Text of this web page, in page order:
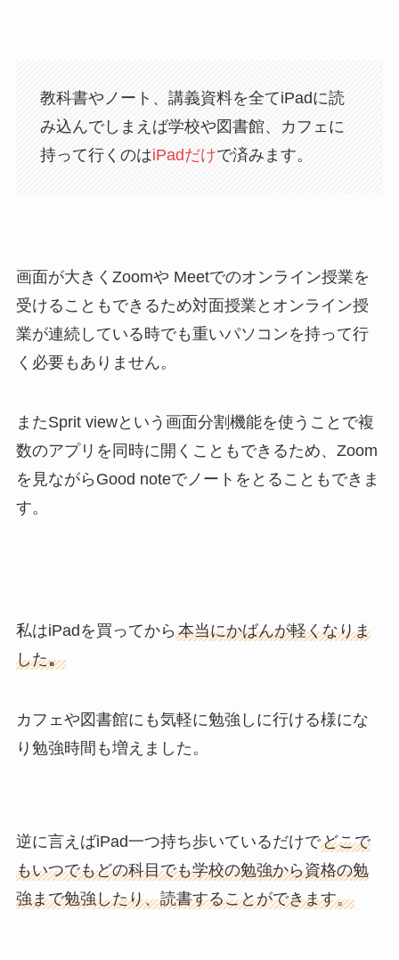
教科書やノート、講義資料を全てiPadに読
み込んでしまえば学校や図書館、カフェに
持って行くのはiPadだけで済みます。
画面が大きくZoomや Meetでのオンライン授業を
受けることもできるため対面授業とオンライン授
業が連続している時でも重いパソコンを持って行
く必要もありません。
またSprit viewという画面分割機能を使うことで複
数のアプリを同時に開くこともできるため、Zoom
を見ながらGood noteでノートをとることもできま
す。
私はiPadを買ってから 本当にかばんが軽くなりま
した。
カフェや図書館にも気軽に勉強しに行ける様にな
り勉強時間も増えました。
逆に言えばiPad一つ持ち歩いているだけでどこで
もいつでもどの科目でも学校の勉強から資格の勉
強まで勉強したり、読書することができます。